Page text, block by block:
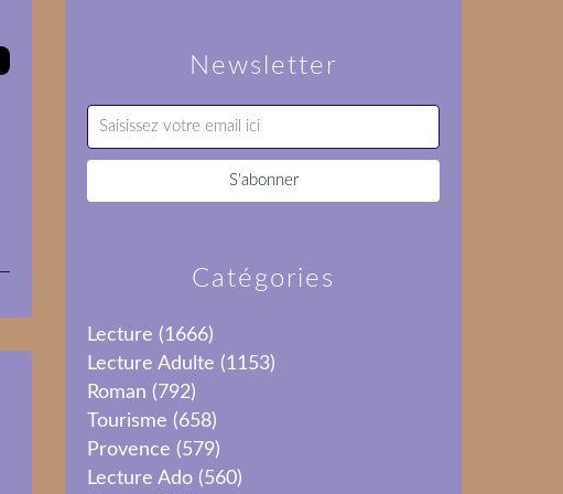
Newsletter
Catégories
Lecture (1666)
Lecture Adulte (1153)
Roman (792)
Tourisme (658)
Provence (579)
Lecture Ado (560)